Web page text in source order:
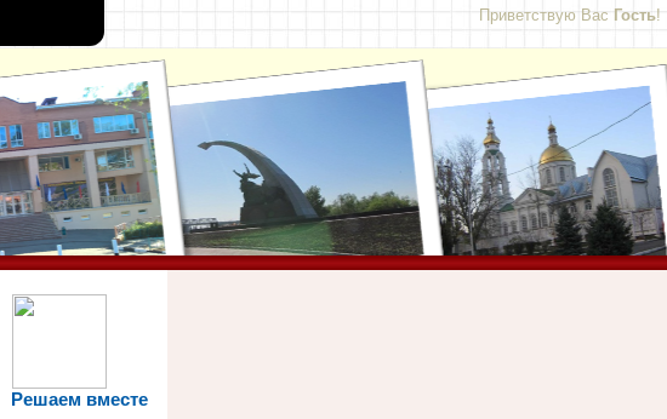
Приветствую Вас Гость!
Решаем вместе